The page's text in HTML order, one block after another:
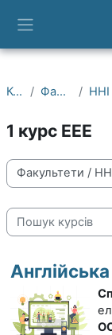
Курси Факультети
1 курс ЕЕЕ
Категорії курсів
Пошук курсів